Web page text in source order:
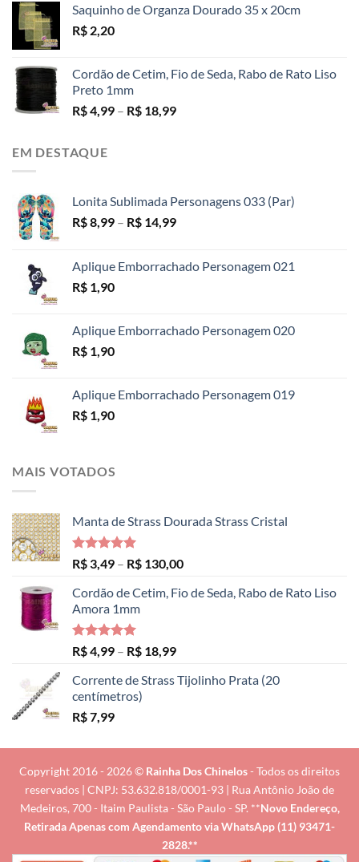
preço:
Saquinho de Organza Dourado 35 x 20cm
R$ 2,20
Cordão de Cetim, Fio de Seda, Rabo de Rato Liso
Preto 1mm
R$4,99 – R$ 18,99Faixa
EM DESTAQUE
Lonita Sublimada Personagens 033 (Par)
R$8,99 – R$ 14,99Faixa
R$ 8,99
Aplique Emborrachado Personagem 021
R$ 1,90
Aplique Emborrachado Personagem 020
R$ 1,90
Aplique Emborrachado Personagem 019
R$ 1,90
MAIS VOTADOS
Manta de Strass Dourada Strass Cristal
Avaliação
5.00
de 5
R$ 3,49 – R$ 130,00Faixa
preço:
Cordão de Cetim, Fio de Seda, Rabo de Rato Liso
Amora 1mm
Avaliação
5.00
de 5
R$4,99 – R$ 18,99Faixa
preço:
Corrente de Strass Tijolinho Prata (20
centímetros)
R$7,99
Copyright 2016 - 2026 © Rainha Dos Chinelos- Todos os direitos
reservados | CNPJ: 53.632.818/0001-93 | Rua Antônio João de
Medeiros, 700 - Itaim Paulista - São Paulo - SP. **Novo Endereço,
Retirada Apenas com Agendamento viaWhatsApp (11) 93471-
2828.**